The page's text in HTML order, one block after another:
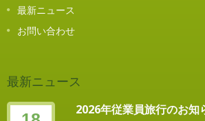
最新ニュース
お問い合わせ
最新ニュース
2026年従業員旅行のお知